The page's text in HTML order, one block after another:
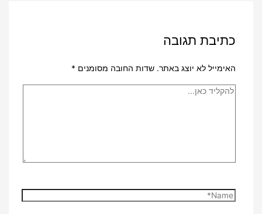
כתיבת תגובה
האימייל לא יוצג באתר. שדות החובה מסומנים *
להקליד
כאן...
Name*